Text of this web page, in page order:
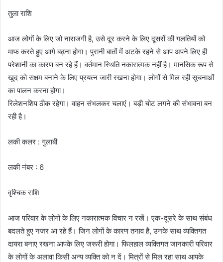
तुला राशि
आज लोगों के लिए जो नाराजगी है, उसे दूर करने के लिए दूसरों की गलतियों को
माफ करते हुए आगे बढ़ना होगा। पुरानी बातों में अटके रहने से आप अपने लिए ही
परेशानी का कारण बन रहे हैं। वर्तमान स्थिति नकारात्मक नहीं है। मानसिक रूप से
खुद को सक्षम बनाने के लिए प्रयत्न जारी रखना होगा। लोगों से मिल रही सूचनाओं
का पालन करना होगा।
रिलेशनशिप ठीक रहेगा। वाहन संभलकर चलाएं। बड़ी चोट लगने की संभावना बन
रही है।
लकी कलर : गुलाबी
लकी नंबर : 6
वृश्चिक राशि
आज परिवार के लोगों के लिए नकारात्मक विचार न रखें। एक-दूसरे के साथ संबंध
बदलते हुए नजर आ रहे हैं। जिन लोगों के कारण तनाव है, उनके साथ व्यक्तिगत
दायरा बनाए रखना आपके लिए जरूरी होगा। फिलहाल व्यक्तिगत जानकारी परिवार
के लोगों के अलावा किसी अन्य व्यक्ति को न दें। मित्रों से मिल रहा साथ आपके